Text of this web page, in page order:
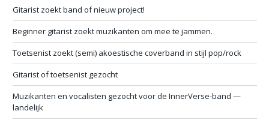
Gitarist zoekt band of nieuw project!
Beginner gitarist zoekt muzikanten om mee te jammen.
Toetsenist zoekt (semi) akoestische coverband in stijl pop/rock
Gitarist of toetsenist gezocht
Muzikanten en vocalisten gezocht voor de InnerVerse-band —
landelijk